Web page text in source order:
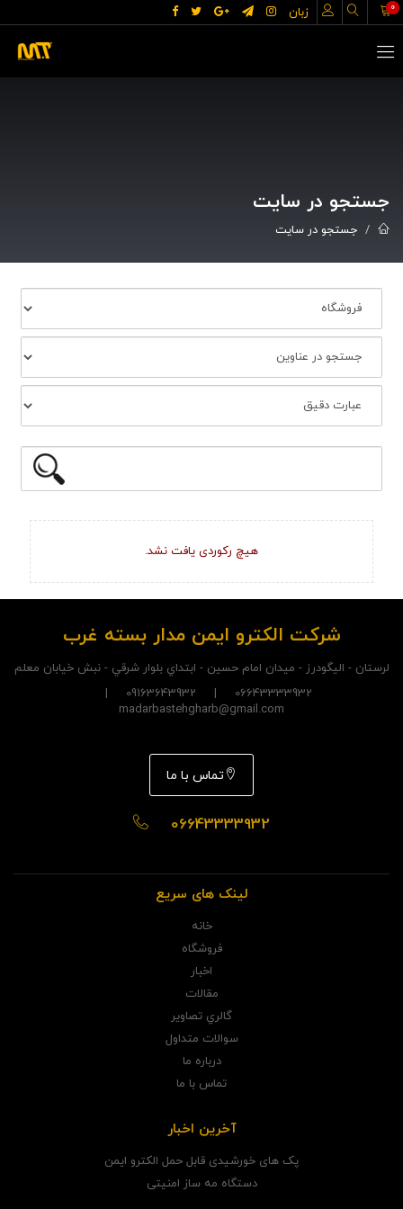
زبان 0
جستجو در سایت
جستجو در سایت
هیچ رکوردی یافت نشد.
شرکت الکترو ايمن مدار بسته غرب
لرستان - اليگودرز - ميدان امام حسين - ابتداي بلوار شرقي - نبش خيابان معلم
06643333932 | 09163643932 |
madarbastehgharb@gmail.com
تماس با ما
06643333932
لینک های سریع
خانه
فروشگاه
اخبار
مقالات
گالري تصاوير
سوالات متداول
درباره ما
تماس با ما
آخرین اخبار
پک های خورشیدی قابل حمل الکترو ایمن
دستگاه مه ساز امنیتی